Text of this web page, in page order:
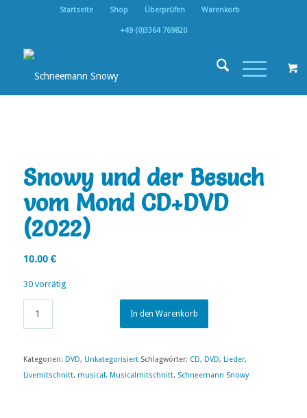
Startseite Shop Überprüfen Warenkorb
+49 (0)3364 769820
Snowy und der Besuch
vom Mond CD+DVD
(2022)
10.00 €
30 vorrätig
In den Warenkorb
Kategorien: DVD, Unkategorisiert Schlagwörter: CD, DVD, Lieder,
Livemitschnitt, musical, Musicalmitschnitt, Schneemann Snowy